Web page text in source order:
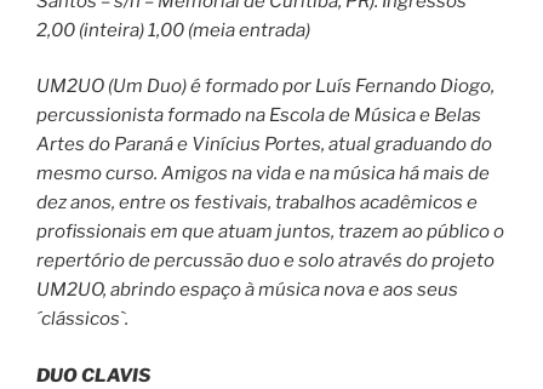
2,00 (inteira) 1,00 (meia entrada)
UM2UO (Um Duo) é formado por Luís Fernando Diogo,
percussionista formado na Escola de Música e Belas
Artes do Paraná e Vinícius Portes, atual graduando do
mesmo curso. Amigos na vida e na música há mais de
dez anos, entre os festivais, trabalhos acadêmicos e
profissionais em que atuam juntos, trazem ao público o
repertório de percussão duo e solo através do projeto
UM2UO, abrindo espaço à música nova e aos seus
´clássicos`.
DUO CLAVIS